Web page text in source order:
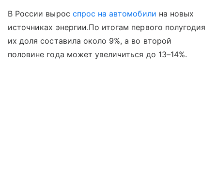
В России вырос спрос на автомобили на новых
источниках энергии.По итогам первого полугодия
их доля составила около 9%, а во второй
половине года может увеличиться до 13–14%.